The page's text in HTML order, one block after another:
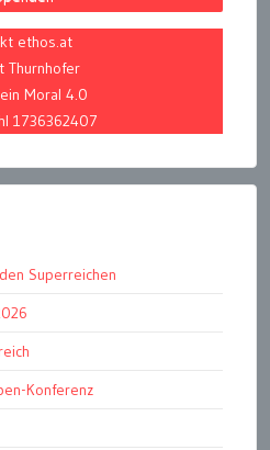
ethos.at
Thurnhofer
Moral 4.0
1736362407
Superreichen
Konferenz